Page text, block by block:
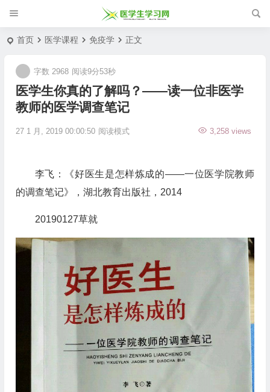
首页 医学课程 免疫学 正文
医学生你真的了解吗？——读一位非医学
教师的医学调查笔记
27 1 月, 2019 00:00:50 3,258 views
字数 2968 阅读9分53秒
阅读模式
李飞：《好医生是怎样炼成的——一位医学院教师
的调查笔记》，湖北教育出版社，2014
20190127草就